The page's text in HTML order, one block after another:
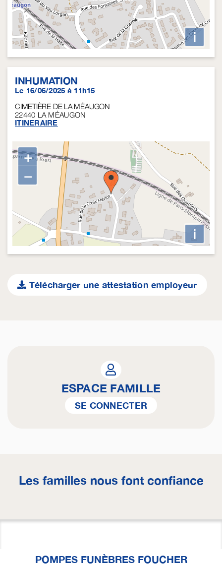
i
INHUMATION
Le 16/06/2025 à 11h15
CIMETIÈRE DE LA MÉAUGON
22440 LA MÉAUGON
ITINERAIRE
+
−
i
Télécharger une attestation employeur
ESPACE FAMILLE
SE CONNECTER
Les familles nous font confiance
POMPES FUNÈBRES FOUCHER